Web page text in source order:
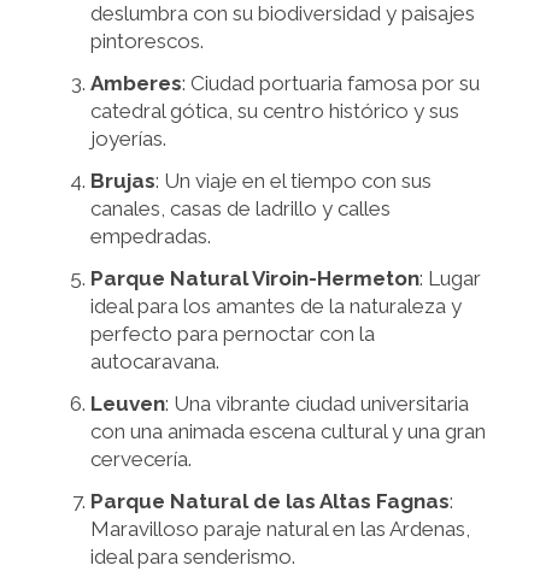
deslumbra con su biodiversidad y paisajes
pintorescos.
Amberes: Ciudad portuaria famosa por su
catedral gótica, su centro histórico y sus
joyerías.
Brujas: Un viaje en el tiempo con sus
canales, casas de ladrillo y calles
empedradas.
Parque Natural Viroin-Hermeton: Lugar
ideal para los amantes de la naturaleza y
perfecto para pernoctar con la
autocaravana.
Leuven: Una vibrante ciudad universitaria
con una animada escena cultural y una gran
cervecería.
Parque Natural de las Altas Fagnas:
Maravilloso paraje natural en las Ardenas,
ideal para senderismo.